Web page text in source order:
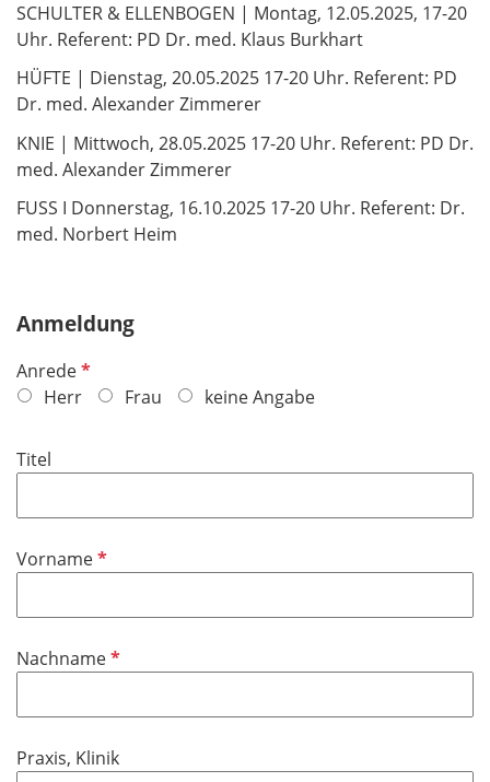
SCHULTER & ELLENBOGEN | Montag, 12.05.2025, 17-20
Uhr. Referent: PD Dr. med. Klaus Burkhart
HÜFTE | Dienstag, 20.05.2025 17-20 Uhr. Referent: PD
Dr. med. Alexander Zimmerer
KNIE | Mittwoch, 28.05.2025 17-20 Uhr. Referent: PD Dr.
med. Alexander Zimmerer
FUSS I Donnerstag, 16.10.2025 17-20 Uhr. Referent: Dr.
med. Norbert Heim
Anmeldung
AnredeP
f
c
f
e
Herr Frau keine Angabe
Titel
VornameP
c
t
e
NachnameP
c
Praxis, Klinik